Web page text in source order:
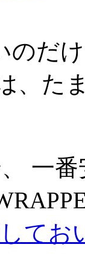
のだ
、た
、 一
てお